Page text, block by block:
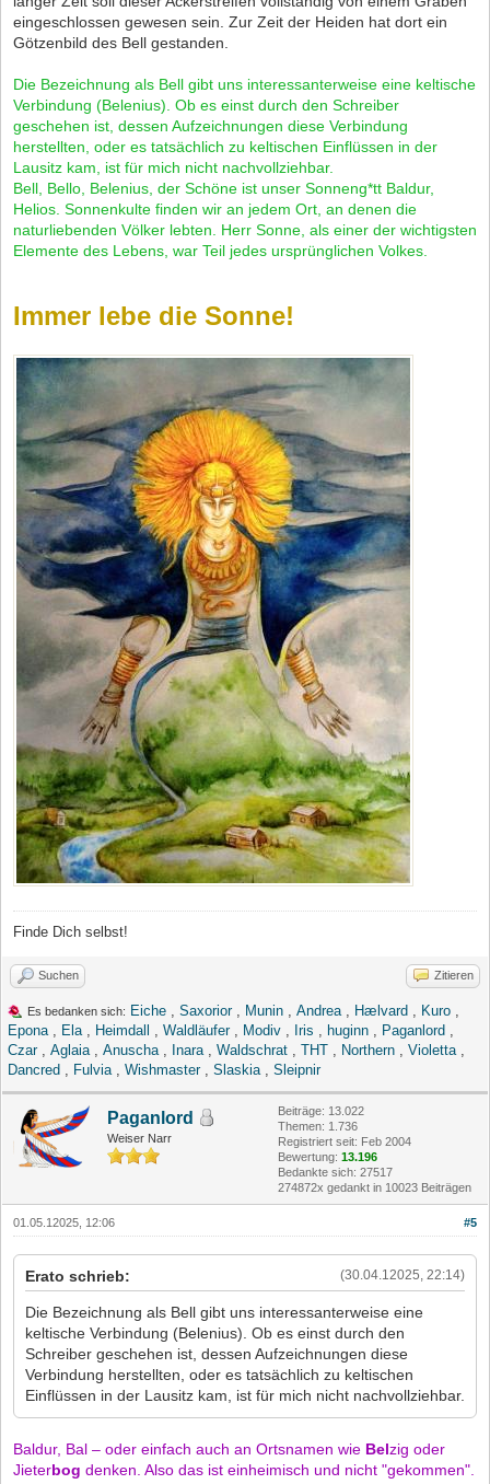
eingeschlossen gewesen sein. Zur Zeit der Heiden hat dort ein
Götzenbild des Bell gestanden.
Die Bezeichnung als Bell gibt uns interessanterweise eine keltische
Verbindung (Belenius). Ob es einst durch den Schreiber
geschehen ist, dessen Aufzeichnungen diese Verbindung
herstellten, oder es tatsächlich zu keltischen Einflüssen in der
Lausitz kam, ist für mich nicht nachvollziehbar.
Bell, Bello, Belenius, der Schöne ist unser Sonneng*tt Baldur,
Helios. Sonnenkulte finden wir an jedem Ort, an denen die
naturliebenden Völker lebten. Herr Sonne, als einer der wichtigsten
Elemente des Lebens, war Teil jedes ursprünglichen Volkes.
Immer lebe die Sonne!
Finde Dich selbst!
Suchen Zitieren
Es bedanken sich: Eiche Saxorior, Munin Andrea Hælvard Kuro
Epona
Ela Heimdall Waldläufer, Modiv Iris huginn Paganlord
Czar, Aglaia Anuscha Inara Waldschrat THT Northern Violetta
Dancred
Fulvia Wishmaster, Slaskia Sleipnir
Paganlord
Weiser Narr
Beiträge: 13.022
Themen: 1.736
Registriert seit: Feb 2004
Bewertung: 13.196
Bedankte sich: 27517
274872x gedankt in 10023 Beiträgen
#5
01.05.12025, 12:06
(30.04.12025, 22:14)
Erato schrieb:
Die Bezeichnung als Bell gibt uns interessanterweise eine
keltische Verbindung (Belenius). Ob es einst durch den
Schreiber geschehen ist, dessen Aufzeichnungen diese
Verbindung herstellten, oder es tatsächlich zu keltischen
Einflüssen in der Lausitz kam, ist für mich nicht nachvollziehbar.
Baldur, Bal – oder einfach auch an Ortsnamen wie Belzig oder
Jieterbog denken. Also das ist einheimisch und nicht "gekommen".